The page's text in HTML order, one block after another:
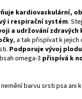
kardiovaskulární,
i respirační systém.
a udržování
, a tak přispívat k jejich
Podporuje vývoj plodu
omega-3 přispívá k
barvu srsti psa ani